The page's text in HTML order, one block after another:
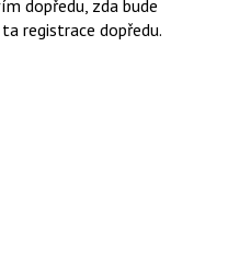
dopředu, zda bude
registrace dopředu.